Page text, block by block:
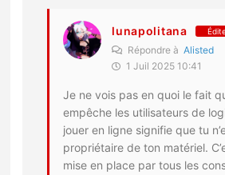
lunapolitana
Répondre àAlisted
1 Juil 2025 10:41
Je ne vois pas en quoi le fait
empêche les utilisateurs de
jouer en ligne signifie que tu
propriétaire de ton matériel.
mise en place par tous les